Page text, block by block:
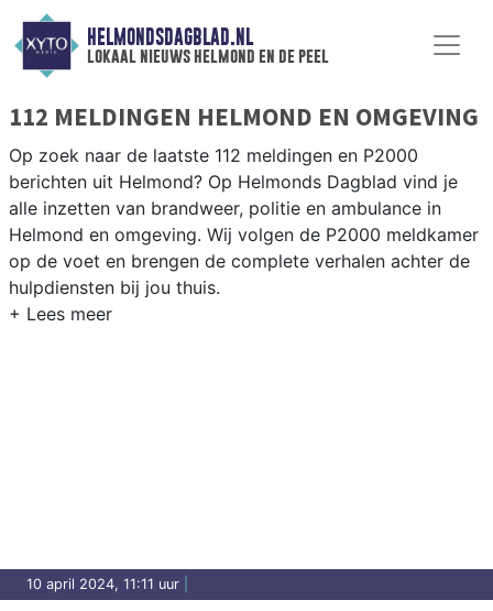
HELMONDSDAGBLAD.NL
lokaal nieuws helmond en de peel
112 MELDINGEN HELMOND EN OMGEVING
Op zoek naar de laatste 112 meldingen en P2000
berichten uit Helmond? Op Helmonds Dagblad vind je
alle inzetten van brandweer, politie en ambulance in
Helmond en omgeving. Wij volgen de P2000 meldkamer
op de voet en brengen de complete verhalen achter de
hulpdiensten bij jou thuis.
10 april 2024, 11:11 uur